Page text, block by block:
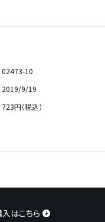
02473-10
2019/9/19
723円（税込）
入はこちら